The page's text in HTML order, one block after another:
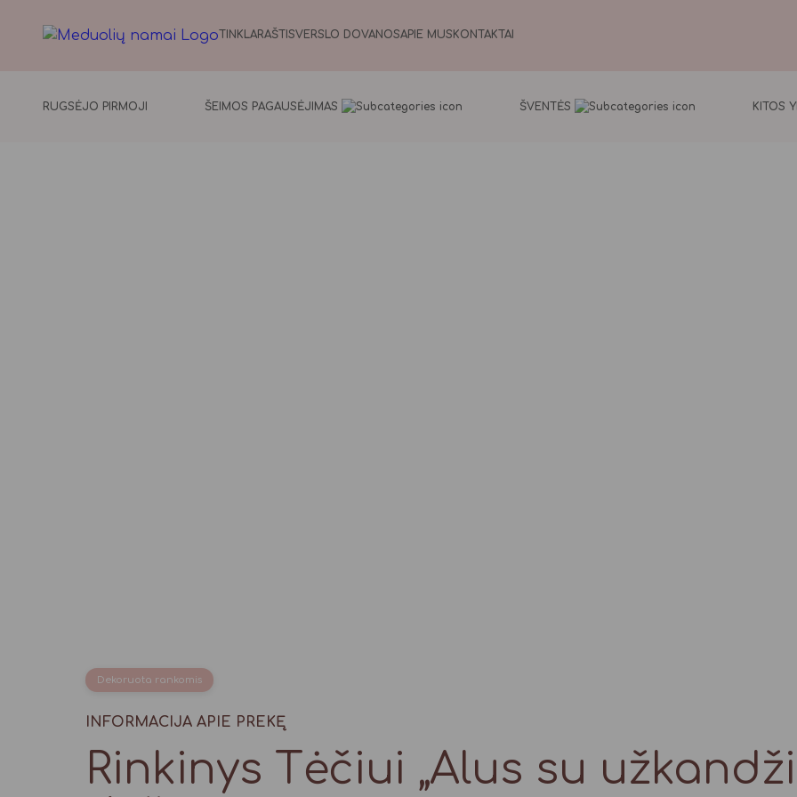
TINKLARAŠTISVERSLO DOVANOSAPIE MUS KONTAKTAI
RUGSĖJO PIRMOJI ŠEIMOS PAGAUSĖJIMAS ŠVENTĖS KITOS
Dekoruota rankomis
INFORMACIJA APIE PREKĘ
Rinkinys Tėčiui „Alus su